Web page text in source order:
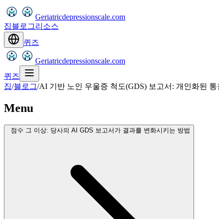
Geriatricdepressionscale.com
집블로그리소스
퀴즈
Geriatricdepressionscale.com
퀴즈
집/블로그/AI 기반 노인 우울증 척도(GDS) 보고서: 개인화된 통
Menu
점수 그 이상: 당사의 AI GDS 보고서가 결과를 변화시키는 방법